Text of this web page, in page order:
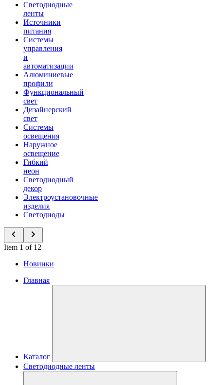
Светодиодные
ленты
Источники
питания
Системы
управления
и
автоматизации
Алюминиевые
профили
Функциональный
свет
Дизайнерский
свет
Системы
освещения
Наружное
освещение
Гибкий
неон
Светодиодный
декор
Электроустановочные
изделия
Светодиоды
Item 1 of 12
Новинки
Главная
Каталог
Светодиодные ленты